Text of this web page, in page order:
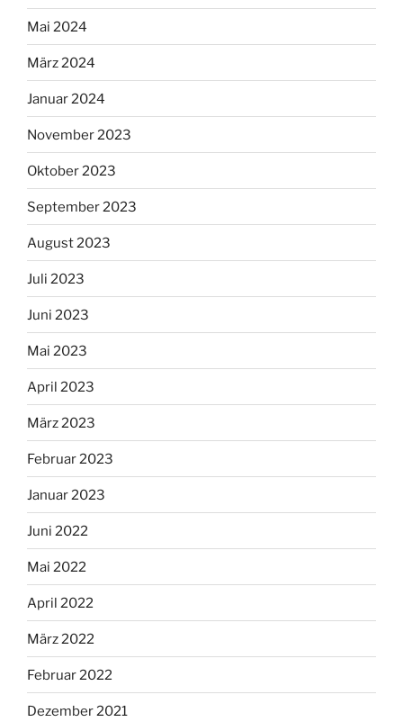
Mai 2024
März 2024
Januar 2024
November 2023
Oktober 2023
September 2023
August 2023
Juli 2023
Juni 2023
Mai 2023
April 2023
März 2023
Februar 2023
Januar 2023
Juni 2022
Mai 2022
April 2022
März 2022
Februar 2022
Dezember 2021